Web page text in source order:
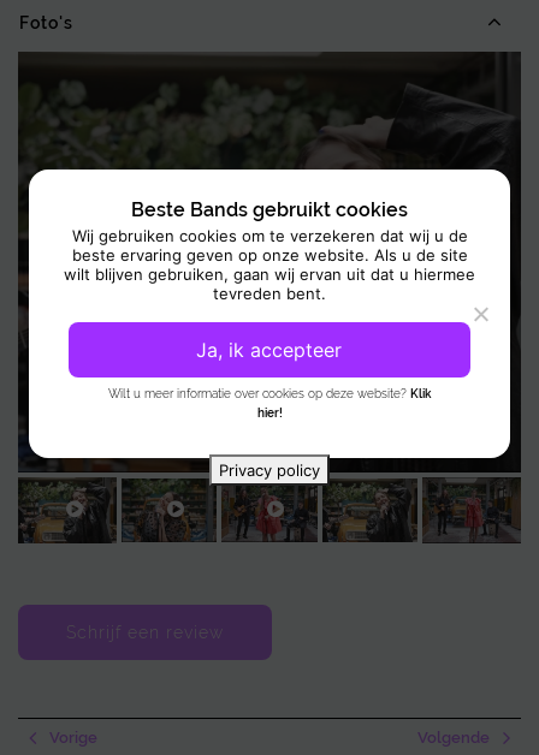
subtiel en sfeervol op de achtergrond. Zo ontstaat er altijd de juiste
balans.
Kortom, met Soul Tree til je elk event naar een hoger niveau.
Foto's
Schrijf een review
Vorige Volgende
Beste Bands gebruikt cookies
Wij gebruiken cookies om te verzekeren dat wij u de
beste ervaring geven op onze website. Als u de site
wilt blijven gebruiken, gaan wij ervan uit dat u hiermee
tevreden bent.
Wilt u meer informatie over cookies op deze website? Klik
hier!
Ja, ik accepteer
Privacy policy